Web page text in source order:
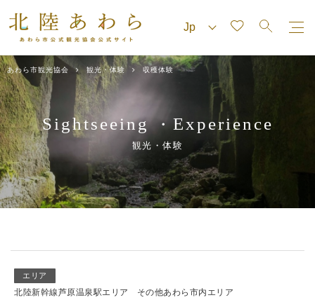
あわら市観光協会 観光・体験 収穫体験
Sightseeing・ Experience
観光・体験
エリア
北陸新幹線芦原温泉駅エリア
その他あわら市内エリア